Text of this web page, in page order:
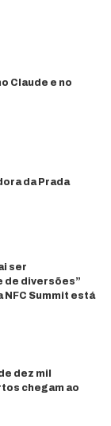
Claude e no
da Prada
ser
de diversões”
NFC Summit está
dez mil
chegam ao